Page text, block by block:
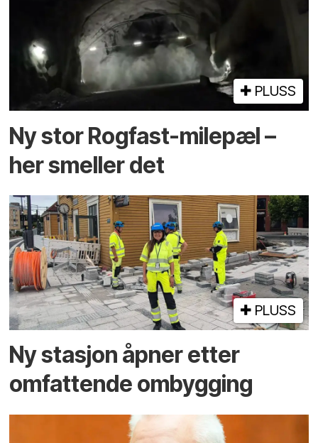
PLUSS
Ny stor Rogfast-milepæl –
her smeller det
PLUSS
Ny stasjon åpner etter
omfattende ombygging